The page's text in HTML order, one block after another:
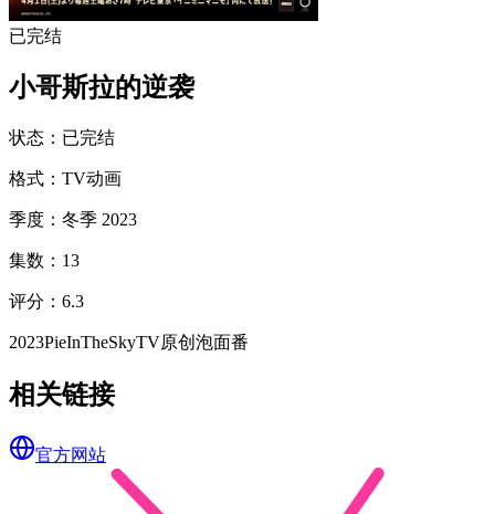
已完结
小哥斯拉的逆袭
状态 ： 已完结
格式 ： TV动画
季度 ： 冬季 2023
集数 ： 13
评分 ： 6.3
2023PieInTheSkyTV原创 泡面番
相关链接
官方网站